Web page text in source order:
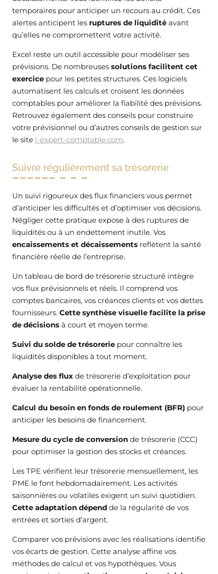
temporaires pour anticiper un recours au crédit. Ces
alertes anticipent les ruptures de liquidité avant
qu’elles ne compromettent votre activité.
Excel reste un outil accessible pour modéliser ses
prévisions. De nombreuses solutions facilitent cet
exercice pour les petites structures. Ces logiciels
automatisent les calculs et croisent les données
comptables pour améliorer la fiabilité des prévisions.
Retrouvez également des conseils pour construire
votre prévisionnel ou d’autres conseils de gestion sur
le site l-expert-comptable.com.
Suivre régulièrement sa trésorerie
Un suivi rigoureux des flux financiers vous permet
d’anticiper les difficultés et d’optimiser vos décisions.
Négliger cette pratique expose à des ruptures de
liquidités ou à un endettement inutile. Vos
encaissements et décaissements reflètent la santé
financière réelle de l’entreprise.
Un tableau de bord de trésorerie structuré intègre
vos flux prévisionnels et réels. Il comprend vos
comptes bancaires, vos créances clients et vos dettes
fournisseurs. Cette synthèse visuelle facilite la prise
de décisions à court et moyen terme.
Suivi du solde de trésorerie pour connaître les
liquidités disponibles à tout moment.
Analyse des flux de trésorerie d’exploitation pour
évaluer la rentabilité opérationnelle.
Calcul du besoin en fonds de roulement (BFR) pour
anticiper les besoins de financement.
Mesure du cycle de conversion de trésorerie (CCC)
pour optimiser la gestion des stocks et créances.
Les TPE vérifient leur trésorerie mensuellement, les
PME le font hebdomadairement. Les activités
saisonnières ou volatiles exigent un suivi quotidien.
Cette adaptation dépend de la régularité de vos
entrées et sorties d’argent.
Comparer vos prévisions avec les réalisations identifie
vos écarts de gestion. Cette analyse affine vos
méthodes de calcul et vos hypothèques. Vous